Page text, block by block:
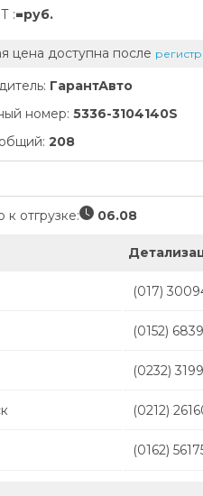
:-руб.
цена доступна после
ГарантАвто
номер: 5336-3104140S
208
к отгрузке: 06.08
(017)
(0152)
(0232)
(0212)
(0162)